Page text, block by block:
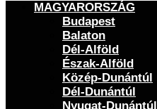
MAGYARORSZÁG
Budapest
Balaton
Dél-Alföld
Észak-Alföld
Közép-Dunántúl
Dél-Dunántúl
Nyugat-Dunántúl